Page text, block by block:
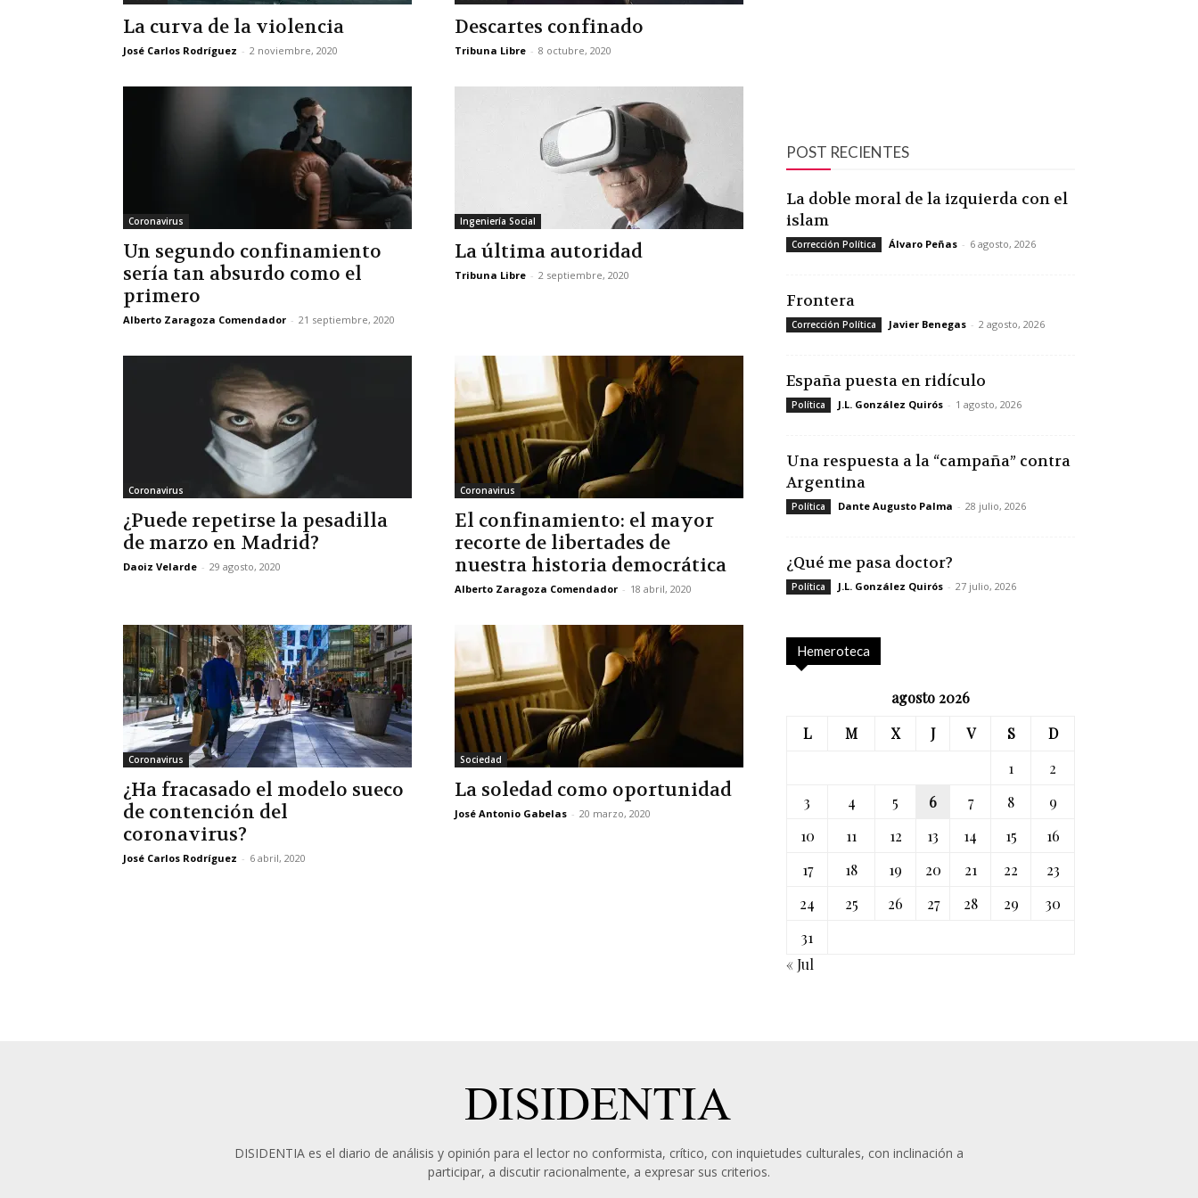
La curva de la violencia
José Carlos Rodríguez - 2 noviembre, 2020
Descartes confinado
Tribuna Libre - 8 octubre, 2020
Coronavirus
Un segundo confinamiento
sería tan absurdo como el
primero
Alberto Zaragoza Comendador - 21 septiembre, 2020
Ingeniería Social
La última autoridad
Tribuna Libre - 2 septiembre, 2020
Coronavirus
¿Puede repetirse la pesadilla
de marzo en Madrid?
Daoiz Velarde - 29 agosto, 2020
Coronavirus
El confinamiento: el mayor
recorte de libertades de
nuestra historia democrática
Alberto Zaragoza Comendador - 18 abril, 2020
Coronavirus
¿Ha fracasado el modelo sueco
de contención del
coronavirus?
José Carlos Rodríguez - 6 abril, 2020
Sociedad
La soledad como oportunidad
José Antonio Gabelas - 20 marzo, 2020
POST RECIENTES
La doble moral de la izquierda con el
islam
Corrección Política Álvaro Peñas - 6 agosto, 2026
Frontera
Corrección Política Javier Benegas - 2 agosto, 2026
España puesta en ridículo
Política J.L. González Quirós - 1 agosto, 2026
Una respuesta a la “campaña” contra
Argentina
Política Dante Augusto Palma - 28 julio, 2026
¿Qué me pasa doctor?
Política J.L. González Quirós - 27 julio, 2026
Hemeroteca
agosto 2026
L
M X J V S
D
1
2
3
4 5 6 7 8
9
10
11 12 13 14 15
16
17
18 19 20 21 22
23
24
25 26 27 28 29
30
31
« Jul
DISIDENTIA es el diario de análisis y opinión para el lector no conformista, crítico, con inquietudes culturales, con inclinación a
participar, a discutir racionalmente, a expresar sus criterios.